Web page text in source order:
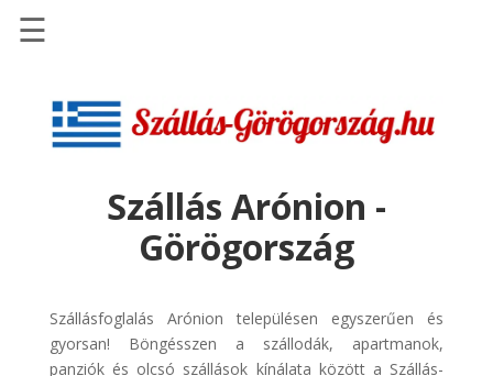
Szállások
Repülőjegy
pénzvisszatérítéssel
Discover
Cars
☰
Szállás Arónion -
Görögország
Szállásfoglalás Arónion településen egyszerűen és
gyorsan! Böngésszen a szállodák, apartmanok,
panziók és olcsó szállások kínálata között a Szállás-